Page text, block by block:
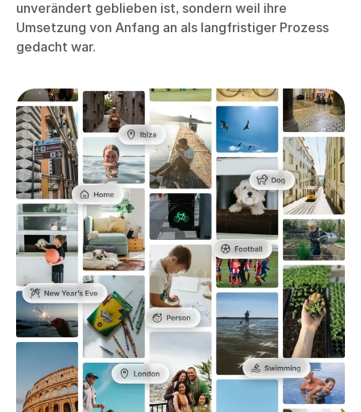
unverändert geblieben ist, sondern weil ihre
Umsetzung von Anfang an als langfristiger Prozess
gedacht war.